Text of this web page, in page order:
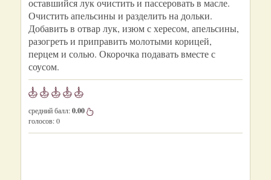
оставшийся лук очистить и пассеровать в масле.
Очистить апельсины и разделить на дольки.
Добавить в отвар лук, изюм с хересом, апельсины,
разогреть и приправить молотыми корицей,
перцем и солью. Окорочка подавать вместе с
соусом.
средний балл:0.00
голосов:0